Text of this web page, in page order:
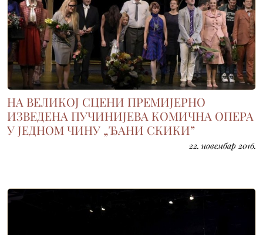
НА ВЕЛИКОЈ СЦЕНИ ПРЕМИЈЕРНО
ИЗВЕДЕНА ПУЧИНИЈЕВА КОМИЧНА ОПЕРА
У ЈЕДНОМ ЧИНУ „ЂАНИ СКИКИ”
22. новембар 2016.